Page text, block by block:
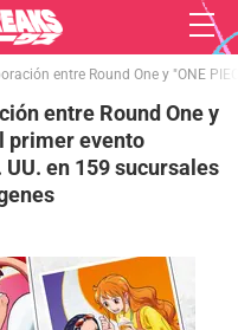
entre Round One y "ONE
entre Round One y
primer evento
en 159 sucursales